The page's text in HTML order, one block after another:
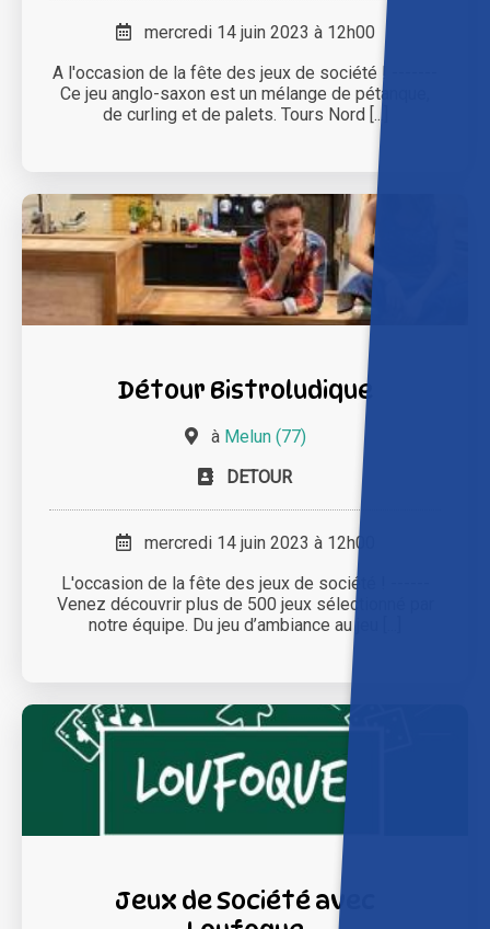
mercredi 14 juin 2023 à 12h00
A l'occasion de la fête des jeux de société ! -------
Ce jeu anglo-saxon est un mélange de pétanque,
de curling et de palets. Tours Nord [...]
Détour Bistroludique
à Melun (77)
DETOUR
mercredi 14 juin 2023 à 12h00
L'occasion de la fête des jeux de société ! ------
Venez découvrir plus de 500 jeux sélectionné par
notre équipe. Du jeu d’ambiance au jeu [...]
Jeux de Société avec